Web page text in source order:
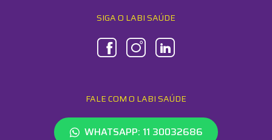
SIGA O LABI SAÚDE
FALE COM O LABI SAÚDE
WHATSAPP: 11 30032686